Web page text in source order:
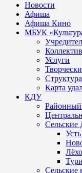
Новости
Афиша
Афиша Кино
МБУК
Коллектив
Услуги
Карта
КДУ
Сельские
Сельские